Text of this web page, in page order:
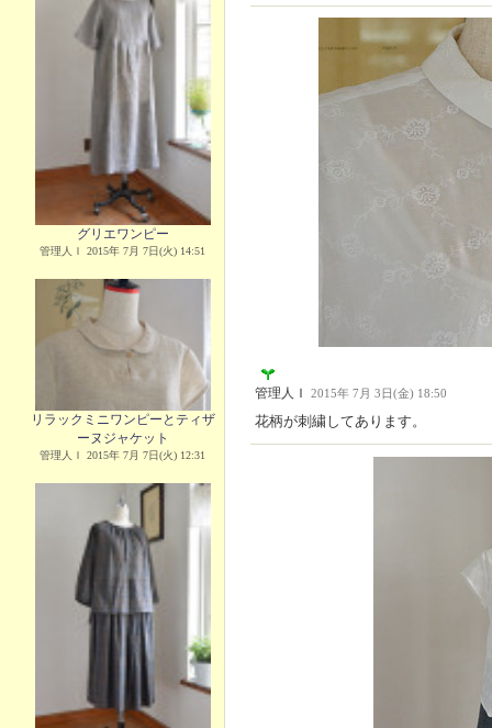
グリエワンピー
管理人Ｉ 2015年 7月 7日(火) 14:51
リラックミニワンピーとティザ
ーヌジャケット
管理人Ｉ 2015年 7月 7日(火) 12:31
管理人Ｉ 2015年 7月 3日(金) 18:50
花柄が刺繍してあります。